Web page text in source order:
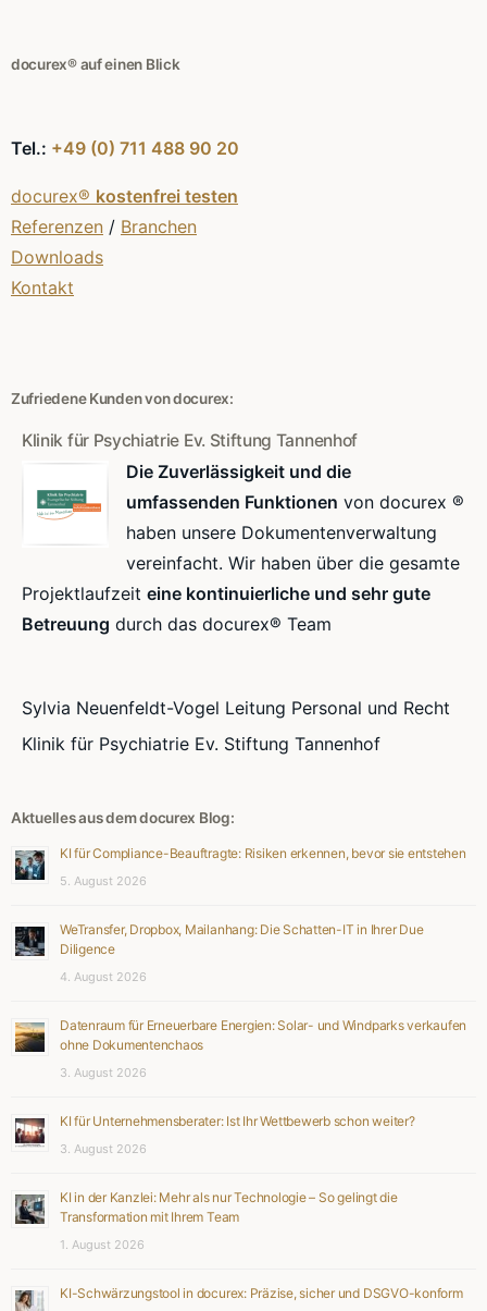
docurex® auf einen Blick
Tel.: +49 (0) 711 488 90 20
docurex® kostenfrei testen
Referenzen / Branchen
Downloads
Kontakt
Zufriedene Kunden von docurex:
Klinik für Psychiatrie Ev. Stiftung Tannenhof
Die Zuverlässigkeit und die
umfassenden Funktionen von docurex ®
haben unsere Dokumentenverwaltung
vereinfacht. Wir haben über die gesamte
Projektlaufzeit eine kontinuierliche und sehr gute
Betreuung durch das docurex® Team
Sylvia Neuenfeldt-Vogel Leitung Personal und Recht
Klinik für Psychiatrie Ev. Stiftung Tannenhof
Aktuelles aus dem docurex Blog:
KI für Compliance-Beauftragte: Risiken erkennen, bevor sie entstehen
5. August 2026
WeTransfer, Dropbox, Mailanhang: Die Schatten-IT in Ihrer Due
Diligence
4. August 2026
Datenraum für Erneuerbare Energien: Solar- und Windparks verkaufen
ohne Dokumentenchaos
3. August 2026
KI für Unternehmensberater: Ist Ihr Wettbewerb schon weiter?
3. August 2026
KI in der Kanzlei: Mehr als nur Technologie – So gelingt die
Transformation mit Ihrem Team
1. August 2026
KI-Schwärzungstool in docurex: Präzise, sicher und DSGVO-konform